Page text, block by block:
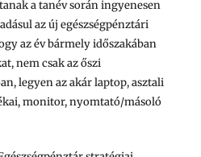
a tanév során ingyenesen
az új egészségpénztári
az év bármely időszakában
nem csak az őszi
legyen az akár laptop, asztali
monitor, nyomtató/másoló